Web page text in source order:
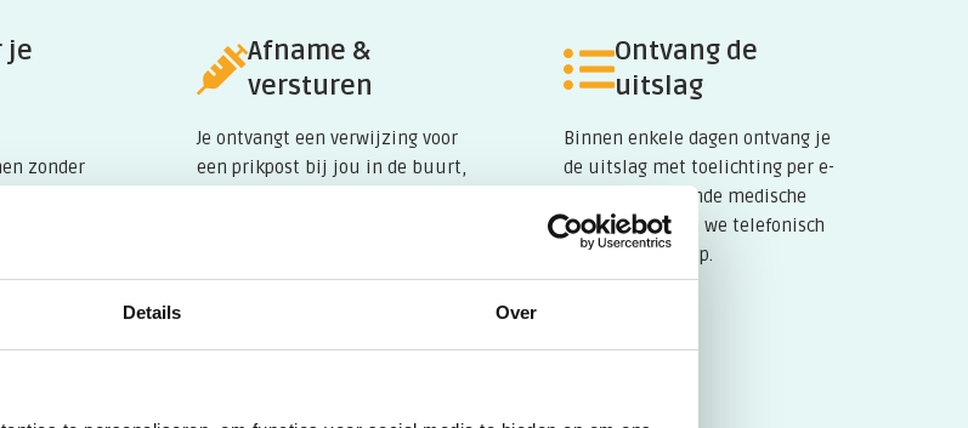
Details Over
je
zonder
Afname &
versturen
Je ontvangt een verwijzing voor
een prikpost bij jou in de buurt,
Ontvang de
uitslag
Binnen enkele dagen ontvang je
de uitslag met toelichting per e-
mail. Bij dringende medische
kwesties nemen we telefonisch
contact met je op.